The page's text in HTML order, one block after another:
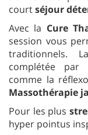
courtséjour
Avec la Cure
session vous
traditionnels.
complétée par
comme la
Massothérapie
Pour les plus
hyper pointus